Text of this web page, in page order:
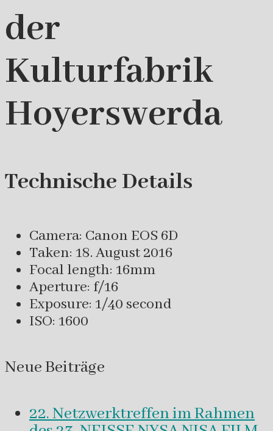
der
Kulturfabrik
Hoyerswerda
Technische Details
Camera: Canon EOS 6D
Taken: 18. August 2016
Focal length: 16mm
Aperture: f/16
Exposure: 1/40 second
ISO: 1600
Neue Beiträge
22. Netzwerktreffen im Rahmen